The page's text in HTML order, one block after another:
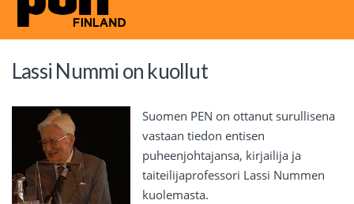
Lassi Nummi on kuollut
Suomen PEN on ottanut surullisena
vastaan tiedon entisen
puheenjohtajansa, kirjailija ja
taiteilijaprofessori Lassi Nummen
kuolemasta.